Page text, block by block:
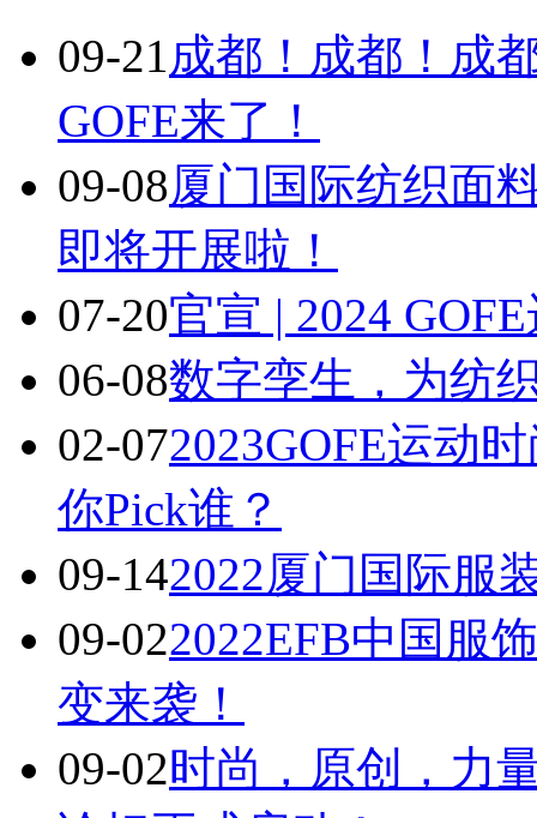
09-21成都！成都！成
GOFE来了！
09-08厦门国际纺织面
即将开展啦！
07-20官宣 | 2024
06-08数字孪生，为纺
02-072023GOFE运动
你Pick谁？
09-142022厦门国际服
09-022022EFB中国服
变来袭！
09-02时尚，原创，力